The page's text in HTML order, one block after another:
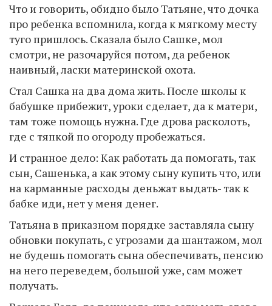
Что и говорить, обидно было Татьяне, что дочка
про ребенка вспомнила, когда к мягкому месту
туго пришлось. Сказала было Сашке, мол
смотри, не разочаруйся потом, да ребенок
наивный, ласки материнской охота.
Стал Сашка на два дома жить. После школы к
бабушке прибежит, уроки сделает, да к матери,
там тоже помощь нужна. Где дрова расколоть,
где с тяпкой по огороду пробежаться.
И странное дело: Как работать да помогать, так
сын, Сашенька, а как этому сыну купить что, или
на карманные расходы деньжат выдать- так к
бабке иди, нет у меня денег.
Татьяна в приказном порядке заставляла сыну
обновки покупать, с угрозами да шантажом, мол
не будешь помогать сына обеспечивать, пенсию
на него переведем, большой уже, сам может
получать.